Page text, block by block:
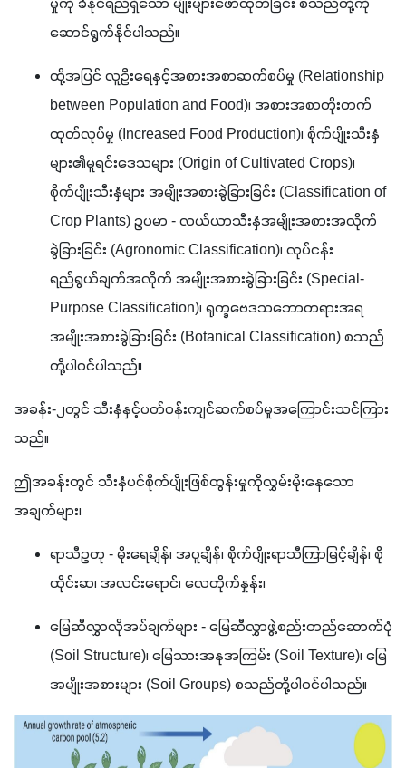
မှုကို ခံနိုင်ရည်ရှိသော မျိုးများဖော်ထုတ်ခြင်း စသည်တို့ကို
ဆောင်ရွက်နိုင်ပါသည်။
ထို့အပြင် လူဦးရေနှင့်အစားအစာဆက်စပ်မှု (Relationship
between Population and Food)၊ အစားအစာတိုးတက်
ထုတ်လုပ်မှု (Increased Food Production)၊ စိုက်ပျိုးသီးနှံ
များ၏မူရင်းဒေသများ (Origin of Cultivated Crops)၊
စိုက်ပျိုးသီးနှံများ အမျိုးအစားခွဲခြားခြင်း (Classification of
Crop Plants) ဥပမာ - လယ်ယာသီးနှံအမျိုးအစားအလိုက်
ခွဲခြားခြင်း (Agronomic Classification)၊ လုပ်ငန်း
ရည်ရွယ်ချက်အလိုက် အမျိုးအစားခွဲခြားခြင်း (Special-
Purpose Classification)၊ ရုက္ခဗေဒသဘောတရားအရ
အမျိုးအစားခွဲခြားခြင်း (Botanical Classification) စသည်
တို့ပါဝင်ပါသည်။
အခန်း-၂တွင် သီးနှံနှင့်ပတ်ဝန်းကျင်ဆက်စပ်မှုအကြောင်းသင်ကြား
သည်။
ဤအခန်းတွင် သီးနှံပင်စိုက်ပျိုးဖြစ်ထွန်းမှုကိုလွှမ်းမိုးနေသော
အချက်များ၊
ရာသီဥတု - မိုးရေချိန်၊ အပူချိန်၊ စိုက်ပျိုးရာသီကြာမြင့်ချိန်၊ စို
ထိုင်းဆ၊ အလင်းရောင်၊ လေတိုက်နှုန်း၊
မြေဆီလွှာလိုအပ်ချက်များ - မြေဆီလွှာဖွဲ့စည်းတည်ဆောက်ပုံ
(Soil Structure)၊ မြေသားအနုအကြမ်း (Soil Texture)၊ မြေ
အမျိုးအစားများ (Soil Groups) စသည်တို့ပါဝင်ပါသည်။